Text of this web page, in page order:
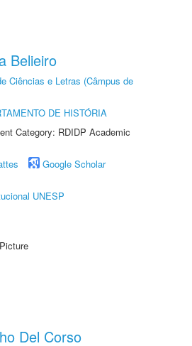
Belieiro
Ciências e Letras (Câmpus de
DE HISTÓRIA
Category: RDIDP Academic
Google Scholar
UNESP
Del Corso